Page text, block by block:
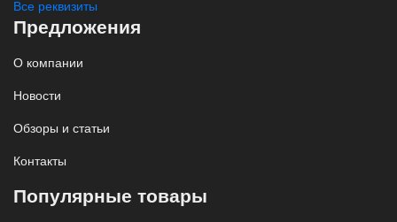
Все реквизиты
Предложения
О компании
Новости
Обзоры и статьи
Контакты
Популярные товары